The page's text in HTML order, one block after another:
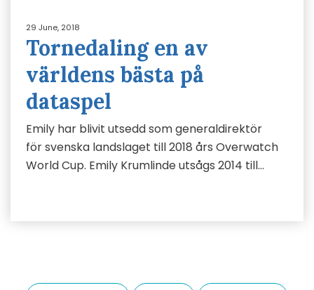
29 June, 2018
Tornedaling en av
världens bästa på
dataspel
Emily har blivit utsedd som generaldirektör
för svenska landslaget till 2018 års Overwatch
World Cup. Emily Krumlinde utsågs 2014 till…